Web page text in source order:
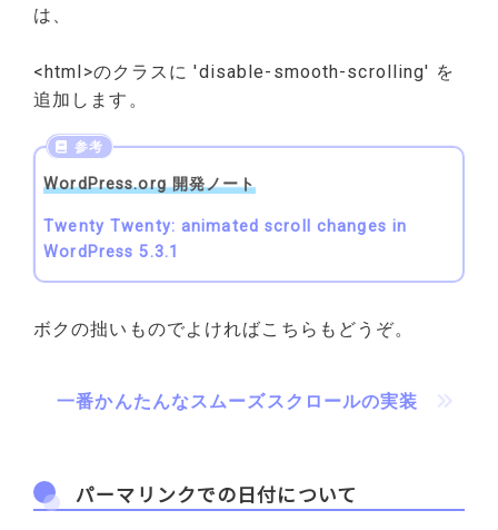
は、
<html>のクラスに 'disable-smooth-scrolling' を
追加します。
WordPress.org 開発ノート
Twenty Twenty: animated scroll changes in
WordPress 5.3.1
ボクの拙いものでよければこちらもどうぞ。
一番かんたんなスムーズスクロールの実装
パーマリンクでの日付について